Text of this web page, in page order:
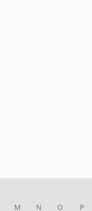
M N O P